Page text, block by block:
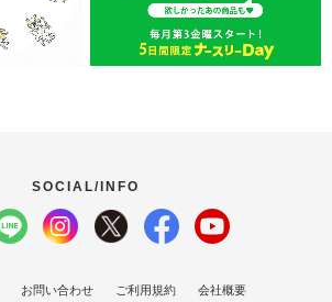
SOCIAL/INFO
お問い合わせ ご利用規約 会社概要